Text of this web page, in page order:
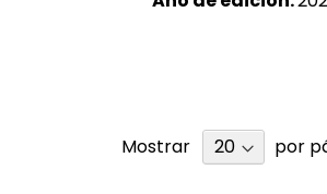
Mostrar por